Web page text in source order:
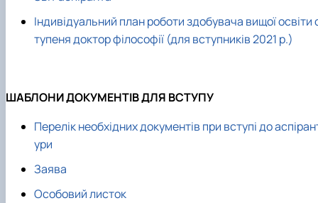
Індивідуальний план роботи здобувача вищої освіти
тупеня доктор філософії (для вступників 2021 р.)
ШАБЛОНИ ДОКУМЕНТІВ ДЛЯ ВСТУПУ
Перелік необхідних документів при вступі до
ури
Заява
Особовий листок